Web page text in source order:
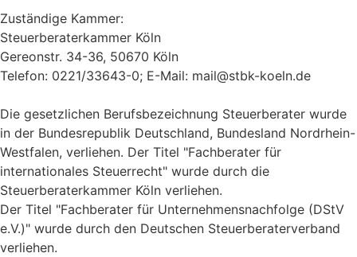
Zuständige Kammer:
Steuerberaterkammer Köln
Gereonstr. 34-36, 50670 Köln
Telefon: 0221/33643-0; E-Mail: mail@stbk-koeln.de
Die gesetzlichen Berufsbezeichnung Steuerberater wurde
in der Bundesrepublik Deutschland, Bundesland Nordrhein-
Westfalen, verliehen. Der Titel "Fachberater für
internationales Steuerrecht" wurde durch die
Steuerberaterkammer Köln verliehen.
Der Titel "Fachberater für Unternehmensnachfolge (DStV
e.V.)" wurde durch den Deutschen Steuerberaterverband
verliehen.